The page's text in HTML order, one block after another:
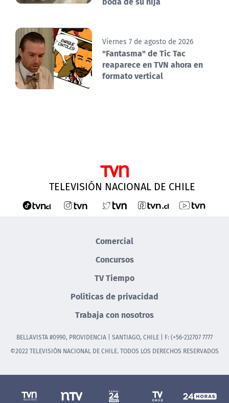
Viernes 7 de agosto de 2026
"Fantasma" de Tic Tac
reaparece en TVN ahora en
formato vertical
TELEVISIÓN NACIONAL DE CHILE
Comercial
Concursos
TV Tiempo
Políticas de privacidad
Trabaja con nosotros
BELLAVISTA #0990, PROVIDENCIA | SANTIAGO, CHILE | F: (+56-2)2707 7777
©2022 TELEVISIÓN NACIONAL DE CHILE. TODOS LOS DERECHOS RESERVADOS